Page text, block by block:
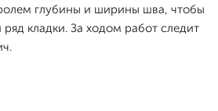
глубины и ширины шва, чтобы
кладки. За ходом работ следит